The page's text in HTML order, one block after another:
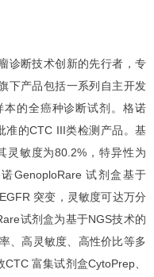
诊断技术创新的先行者，专
下产品包括一系列自主开发
本的全癌种诊断试剂。格诺
准的CTC III类检测产品。基
灵敏度为80.2%，特异性为
GenoploRare 试剂盒基于
突变，灵敏度可达万分
试剂盒为基于NGS技术的
、高灵敏度、高性价比等多
富集试剂盒CytoPrep、